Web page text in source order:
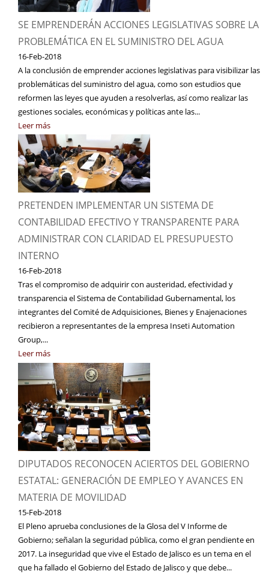
SE EMPRENDERÁN ACCIONES LEGISLATIVAS SOBRE LA
PROBLEMÁTICA EN EL SUMINISTRO DEL AGUA
16-Feb-2018
A la conclusión de emprender acciones legislativas para visibilizar las
problemáticas del suministro del agua, como son estudios que
reformen las leyes que ayuden a resolverlas, así como realizar las
gestiones sociales, económicas y políticas ante las...
Leer más
PRETENDEN IMPLEMENTAR UN SISTEMA DE
CONTABILIDAD EFECTIVO Y TRANSPARENTE PARA
ADMINISTRAR CON CLARIDAD EL PRESUPUESTO
INTERNO
16-Feb-2018
Tras el compromiso de adquirir con austeridad, efectividad y
transparencia el Sistema de Contabilidad Gubernamental, los
integrantes del Comité de Adquisiciones, Bienes y Enajenaciones
recibieron a representantes de la empresa Inseti Automation
Group,...
Leer más
DIPUTADOS RECONOCEN ACIERTOS DEL GOBIERNO
ESTATAL: GENERACIÓN DE EMPLEO Y AVANCES EN
MATERIA DE MOVILIDAD
15-Feb-2018
El Pleno aprueba conclusiones de la Glosa del V Informe de
Gobierno; señalan la seguridad pública, como el gran pendiente en
2017. La inseguridad que vive el Estado de Jalisco es un tema en el
que ha fallado el Gobierno del Estado de Jalisco y que debe...